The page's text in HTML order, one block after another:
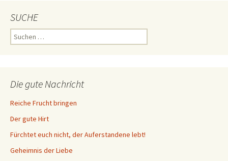
SUCHE
Suchen
nach:
Die gute Nachricht
Reiche Frucht bringen
Der gute Hirt
Fürchtet euch nicht, der Auferstandene lebt!
Geheimnis der Liebe